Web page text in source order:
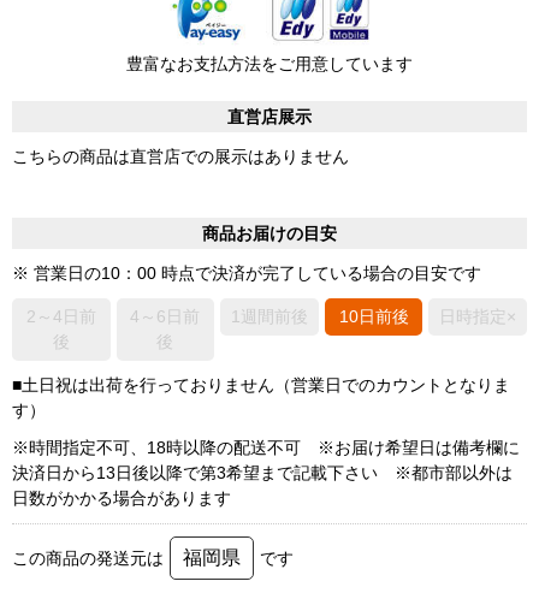
豊富なお支払方法をご用意しています
直営店展示
こちらの商品は直営店での展示はありません
商品お届けの目安
※ 営業日の10：00 時点で決済が完了している場合の目安です
2～4日前
後
4～6日前
後
1週間前後 10日前後 日時指定×
■土日祝は出荷を行っておりません（営業日でのカウントとなりま
す）
※時間指定不可、18時以降の配送不可 ※お届け希望日は備考欄に
決済日から13日後以降で第3希望まで記載下さい ※都市部以外は
日数がかかる場合があります
この商品の発送元は 福岡県 です